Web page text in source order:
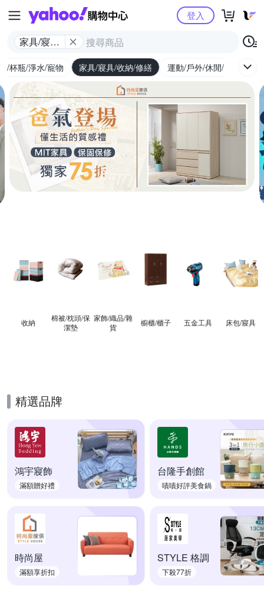
Yahoo購物中心
家具/寢具/
登入
/杯瓶/淨水/寵物 家具/寢具/收納/修繕 運動/戶外/休閒/健身
收納
棉被/枕頭/保
潔墊
家飾/織品/雜
貨
櫥櫃/櫃子 五金工具 床包/寢具
精選品牌
鴻宇寢飾
滿額贈好禮
台隆手創館
嘖嘖好評美食鍋
時尚屋
滿額享折扣
STYLE 格調
下殺77折